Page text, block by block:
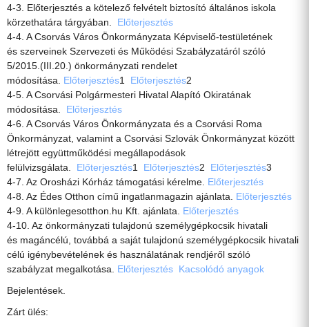
4-3. Előterjesztés a kötelező felvételt biztosító általános iskola
körzethatára tárgyában. Előterjesztés
4-4. A Csorvás Város Önkormányzata Képviselő-testületének
és szerveinek Szervezeti és Működési Szabályzatáról szóló
5/2015.(III.20.) önkormányzati rendelet
módosítása. Előterjesztés1 Előterjesztés2
4-5. A Csorvási Polgármesteri Hivatal Alapító Okiratának
módosítása. Előterjesztés
4-6. A Csorvás Város Önkormányzata és a Csorvási Roma
Önkormányzat, valamint a Csorvási Szlovák Önkormányzat között
létrejött együttműködési megállapodások
felülvizsgálata. Előterjesztés1 Előterjesztés2 Előterjesztés3
4-7. Az Orosházi Kórház támogatási kérelme. Előterjesztés
4-8. Az Édes Otthon című ingatlanmagazin ajánlata. Előterjesztés
4-9. A különlegesotthon.hu Kft. ajánlata. Előterjesztés
4-10. Az önkormányzati tulajdonú személygépkocsik hivatali
és magáncélú, továbbá a saját tulajdonú személygépkocsik hivatali
célú igénybevételének és használatának rendjéről szóló
szabályzat megalkotása. Előterjesztés Kacsolódó anyagok
Bejelentések.
Zárt ülés: